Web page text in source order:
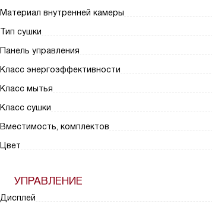
Материал внутренней камеры
Тип сушки
Панель управления
Класс энергоэффективности
Класс мытья
Класс сушки
Вместимость, комплектов
Цвет
УПРАВЛЕНИЕ
Дисплей